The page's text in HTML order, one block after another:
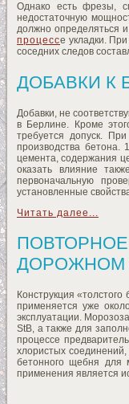
Однако есть фрезы,
недостаточную
должно определяться
процессе укладки.
соседних следов
ДОБАВКИ К
Добавки, не
в Берлине. Кроме
требуется допуск.
производства бетона.
цемента, содержания
оказать влияние
первоначальную
установленные
Читать далее...
ДОРОЖНОМ
Конструкция
применяется уже
эксплуатации.
StB, а также для
процессе
хлористых
бетонного щебня для
применения является